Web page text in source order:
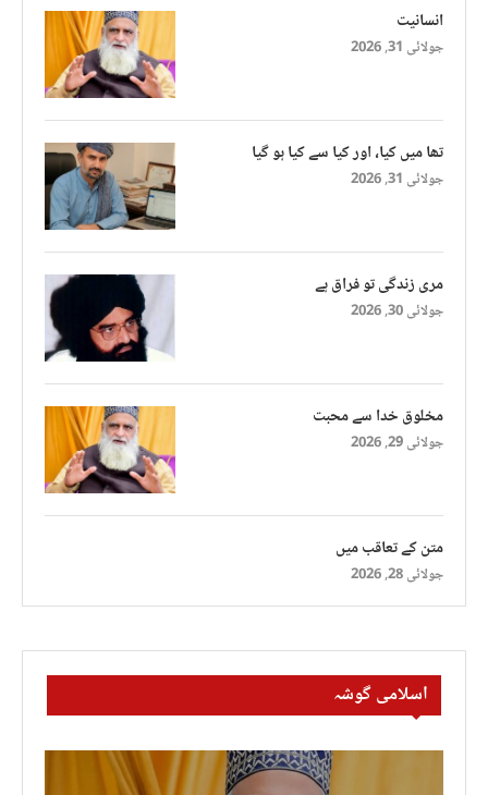
انسانیت
جولائی 31, 2026
تھا میں کیا، اور کیا سے کیا ہو گیا
جولائی 31, 2026
مری زندگی تو فراق ہے
جولائی 30, 2026
مخلوق خدا سے محبت
جولائی 29, 2026
متن کے تعاقب میں
جولائی 28, 2026
اسلامی گوشہ